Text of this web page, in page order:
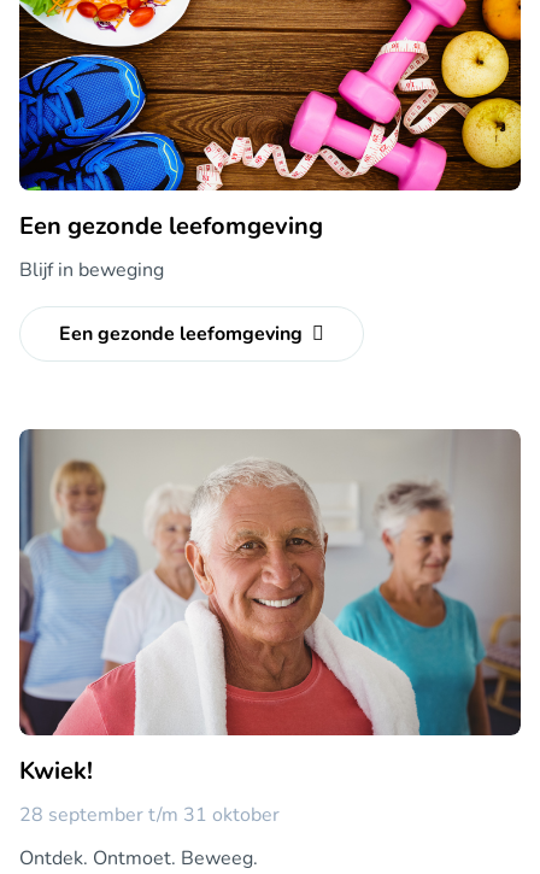
Een gezonde leefomgeving
Blijf in beweging
Een gezonde leefomgeving
Kwiek!
28 september t/m 31 oktober
Ontdek. Ontmoet. Beweeg.